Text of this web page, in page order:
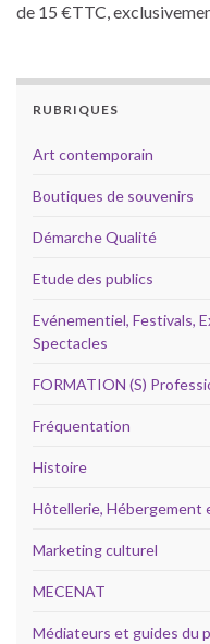
de 15 €TTC,
RUBRIQUES
Art contemporain
Boutiques de souvenirs
Démarche Qualité
Etude des publics
Evénementiel, Festivals,
Spectacles
FORMATION (S)
Fréquentation
Histoire
Hôtellerie, Hébergement
Marketing culturel
MECENAT
Médiateurs et guides du